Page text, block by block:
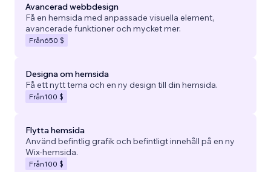
Avancerad webbdesign
Få en hemsida med anpassade visuella element,
avancerade funktioner och mycket mer.
Från650 $
Designa om hemsida
Få ett nytt tema och en ny design till din hemsida.
Från100 $
Flytta hemsida
Använd befintlig grafik och befintligt innehåll på en ny
Wix-hemsida.
Från100 $